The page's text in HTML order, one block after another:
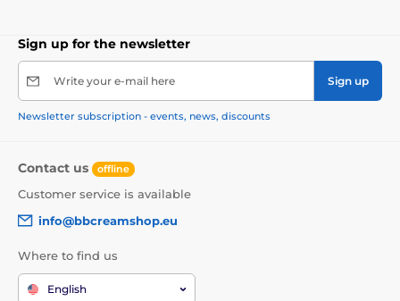
Sign up for the newsletter
Write your e-mail here Sign up
Newsletter subscription - events, news, discounts
Contact us offline
Customer service is available
info@bbcreamshop.eu
Where to find us
English